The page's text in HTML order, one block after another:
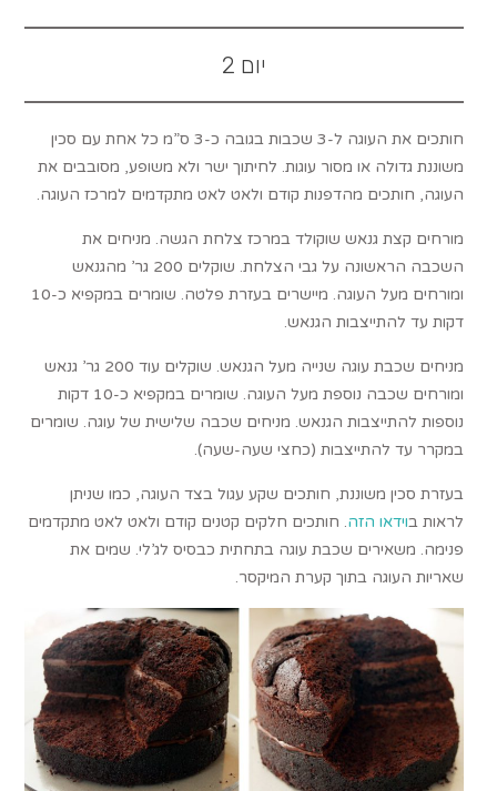
יום 2
חותכים את העוגה ל-3 שכבות בגובה כ-3 ס”מ כל אחת עם סכין
משוננת גדולה או מסור עוגות. לחיתוך ישר ולא משופע, מסובבים את
העוגה, חותכים מהדפנות קודם ולאט לאט מתקדמים למרכז העוגה.
מורחים קצת גנאש שוקולד במרכז צלחת הגשה. מניחים את
השכבה הראשונה על גבי הצלחת. שוקלים 200 גר’ מהגנאש
ומורחים מעל העוגה. מיישרים בעזרת פלטה. שומרים במקפיא כ-10
דקות עד להתייצבות הגנאש.
מניחים שכבת עוגה שנייה מעל הגנאש. שוקלים עוד 200 גר’ גנאש
ומורחים שכבה נוספת מעל העוגה. שומרים במקפיא כ-10 דקות
נוספות להתייצבות הגנאש. מניחים שכבה שלישית של עוגה. שומרים
במקרר עד להתייצבות (כחצי שעה-שעה).
בעזרת סכין משוננת, חותכים שקע עגול בצד העוגה, כמו שניתן
לראות בוידאו הזה. חותכים חלקים קטנים קודם ולאט לאט מתקדמים
פנימה. משאירים שכבת עוגה בתחתית כבסיס לג’לי. שמים את
שאריות העוגה בתוך קערת המיקסר.